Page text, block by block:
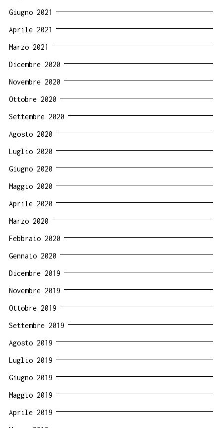
Giugno 2021
Aprile 2021
Marzo 2021
Dicembre 2020
Novembre 2020
Ottobre 2020
Settembre 2020
Agosto 2020
Luglio 2020
Giugno 2020
Maggio 2020
Aprile 2020
Marzo 2020
Febbraio 2020
Gennaio 2020
Dicembre 2019
Novembre 2019
Ottobre 2019
Settembre 2019
Agosto 2019
Luglio 2019
Giugno 2019
Maggio 2019
Aprile 2019